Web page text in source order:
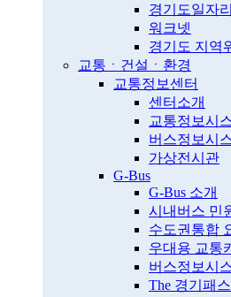
경기도일자
워크넷
경기도 지역
교통ㆍ건설ㆍ환경
교통정보센터
센터소개
교통정보시
버스정보시
가상전시관
G-Bus
G-Bus 소개
시내버스 민
수도권통합
우대용 교통
버스정보시
The 경기패스